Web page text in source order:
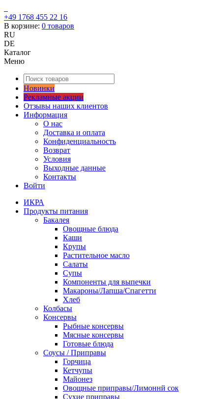
+49 1768 455 22 16
В корзине: 0 товаров
RU
DE
Каталог
Меню
Новинки
Рекламные акции
Отзывы наших клиентов
Информация
О нас
Доставка и оплата
Конфиденциальность
Возврат
Условия
Выходные данные
Контакты
Войти
ИКРА
Продукты питания
Бакалея
Овощные блюда
Каши
Крупы
Растительное масло
Салаты
Супы
Компоненты для выпечки
Макароны/Лапша/Спагетти
Хлеб
Колбасы
Консервы
Рыбные консервы
Мясные консервы
Готовые блюда
Соусы / Приправы
Горчица
Кетчупы
Майонез
Овощные приправы/Лимоннй сок
Сухие приправы